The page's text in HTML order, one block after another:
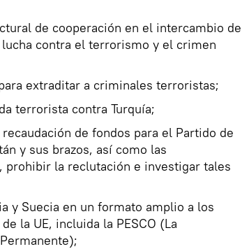
de cooperación en el intercambio de
contra el terrorismo y el crimen
extraditar a criminales terroristas;
terrorista contra Turquía;
de fondos para el Partido de
y sus brazos, así como las
prohibir la reclutación e investigar tales
y Suecia en un formato amplio a los
la UE, incluida la PESCO (La